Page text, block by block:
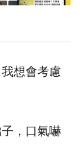
想會考慮
，口氣嚇